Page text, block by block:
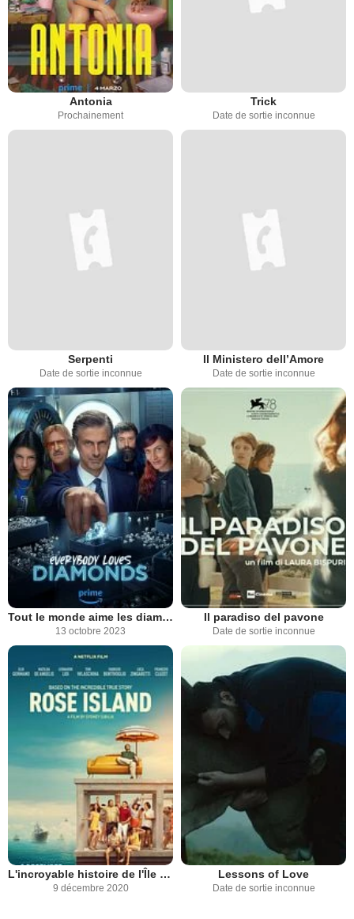
Antonia
Prochainement
Trick
Date de sortie inconnue
Serpenti
Date de sortie inconnue
Il Ministero dell’Amore
Date de sortie inconnue
Tout le monde aime les diamants
13 octobre 2023
Il paradiso del pavone
Date de sortie inconnue
L'incroyable histoire de l'Île de la Rose
9 décembre 2020
Lessons of Love
Date de sortie inconnue